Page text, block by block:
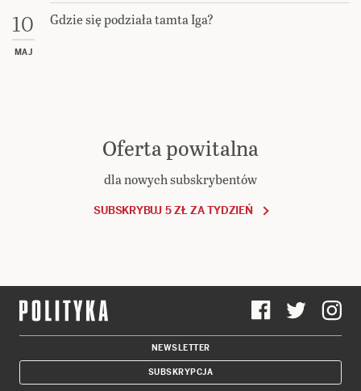
10
MAJ
Gdzie się podziała tamta Iga?
Oferta powitalna
dla nowych subskrybentów
SUBSKRYBUJ 5 ZŁ ZA TYDZIEŃ
NEWSLETTER
SUBSKRYPCJA